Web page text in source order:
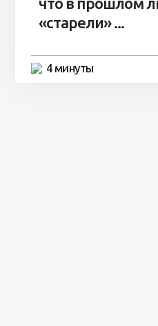
«старели» ...
4 минуты